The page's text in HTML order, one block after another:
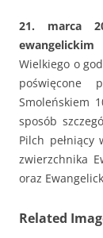
21. marca
ewangelickim
Wielkiego o
poświęcone
Smoleńskiem
sposób
Pilch
zwierzchnika
oraz
Related